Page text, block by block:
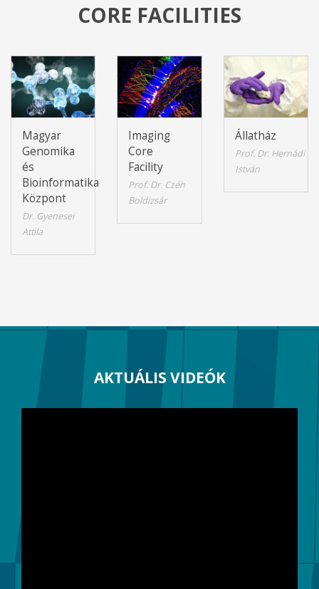
CORE FACILITIES
Magyar
Genomika
és
Bioinformatika
Központ
Dr. Gyenesei
Attila
Imaging
Core
Facility
Prof. Dr. Czéh
Boldizsár
Állatház
Prof. Dr. Hernádi
István
AKTUÁLIS VIDEÓK